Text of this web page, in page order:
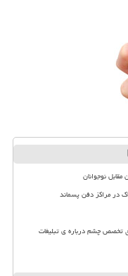
نوجوانان
در مراکز دفن پسماند
تخصص چشم درباره ی تبلیغات